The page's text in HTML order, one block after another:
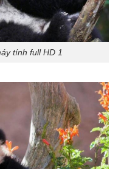
tính full HD 1